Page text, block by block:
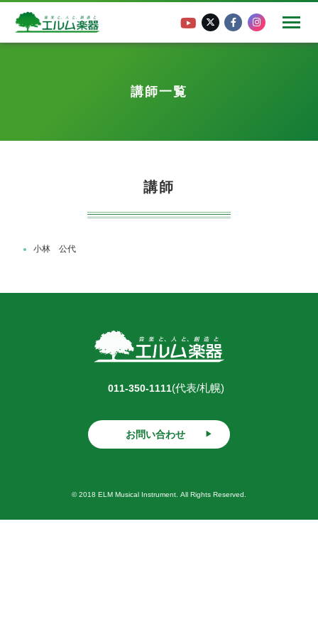
講師一覧
講師
小林 公代
011-350-1111(代表/札幌)
お問い合わせ
© 2018 ELM Musical Instrument. All Rights Reserved.